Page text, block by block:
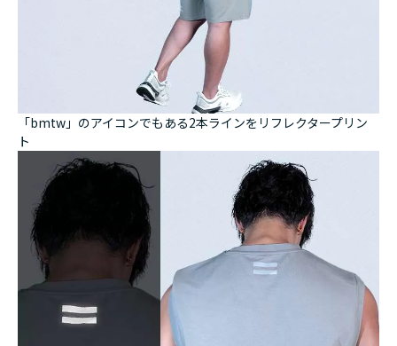
「bmtw」のアイコンでもある2本ラインをリフレクタープリン
ト